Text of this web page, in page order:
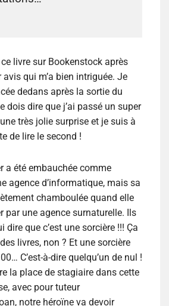
ce livre sur Bookenstock après
qui m’a bien intriguée. Je
dedans après la sortie du
dois dire que j’ai passé un super
très jolie surprise et je suis à
de lire le second !
a été embauchée comme
agence d’informatique, mais sa
chamboulée quand elle
par une agence surnaturelle. Ils
dire que c’est une sorcière !!! Ça
livres, non ? Et une sorcière
C’est-à-dire quelqu’un de nul !
la place de stagiaire dans cette
avec pour tuteur
notre héroïne va devoir